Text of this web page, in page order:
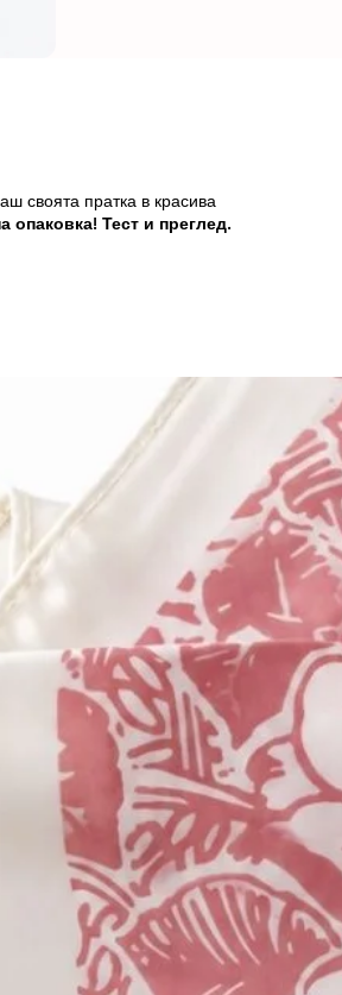
своята пратка в красива
опаковка! Тест и преглед.